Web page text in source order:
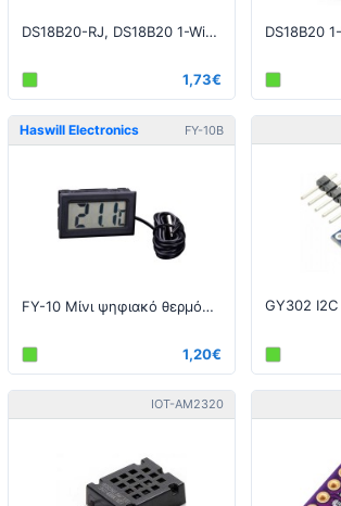
DS18B20-RJ, DS18B20 1-Wire αισθητήρας θερμοκρασίας με 1μ καλώδιο και βύσμα RJ11
1,73€
Haswill Electronics FY-10B
FY-10 Μίνι ψηφιακό θερμόμετρο - Μαύρο
1,20€
IOT-AM2320